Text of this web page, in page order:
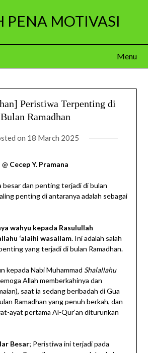
PENA MOTIVASI
Menu
Peristiwa Terpenting di
Bulan Ramadhan
on 18 March 2025
@ Cecep Y. Pramana
besar dan penting terjadi di bulan
penting di antaranya adalah sebagai
wahyu kepada Rasulullah
‘alaihi wasallam. Ini adalah salah
yang terjadi di bulan Ramadhan.
kepada Nabi Muhammad Shalallahu
Allah memberkahinya dan
saat ia sedang beribadah di Gua
Ramadhan yang penuh berkah, dan
ayat pertama Al-Qur’an diturunkan
Besar; Peristiwa ini terjadi pada